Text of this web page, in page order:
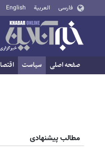
فارسی العربية English
صفحه اصلی سیاست
مطالب پیشنهادی